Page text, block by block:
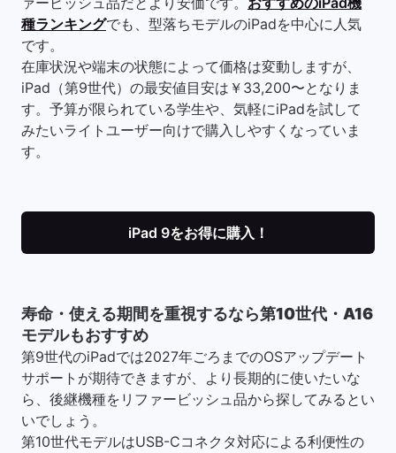
種ランキングでも、型落ちモデルのiPadを中心に人気
です。
在庫状況や端末の状態によって価格は変動しますが、
iPad（第9世代）の最安値目安は￥33,200〜となりま
す。予算が限られている学生や、気軽にiPadを試して
みたいライトユーザー向けで購入しやすくなっていま
す。
iPad 9をお得に購入！
寿命・使える期間を重視するなら第10世代・A16
モデルもおすすめ
第9世代のiPadでは2027年ごろまでのOSアップデート
サポートが期待できますが、より長期的に使いたいな
ら、後継機種をリファービッシュ品から探してみるとい
いでしょう。
第10世代モデルはUSB-Cコネクタ対応による利便性の